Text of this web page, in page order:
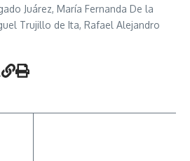
Juárez, María Fernanda De la
Trujillo de Ita, Rafael Alejandro